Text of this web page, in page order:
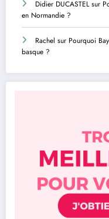
Didier DUCASTELsur
en Normandie ?
Rachel sur Pourquoi
basque ?